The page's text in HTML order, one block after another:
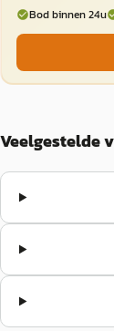
Bod binnen 24u
Veelgestelde